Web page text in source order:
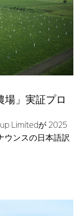
場」実証プロ
Limitedが 2025
ウンスの日本語訳